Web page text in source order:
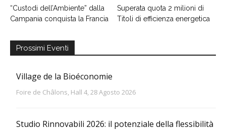
“Custodi dell’Ambiente” dalla
Campania conquista la Francia
Superata quota 2 milioni di
Titoli di efficienza energetica
Prossimi Eventi
Village de la Bioéconomie
Foire de Châlons, Hall 4, 28 Agosto 2026
Studio Rinnovabili 2026: il potenziale della flessibilità